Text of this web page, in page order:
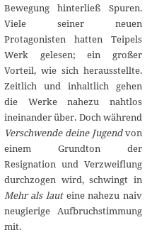
r
0
1
4
Bewegung hinterließ Spuren.
Viele seiner neuen
Protagonisten hatten Teipels
Werk gelesen; ein großer
Vorteil, wie sich herausstellte.
Zeitlich und inhaltlich gehen
die Werke nahezu nahtlos
ineinander über. Doch während
Verschwende deine Jugendvon
einem Grundton der
Resignation und Verzweiflung
durchzogen wird, schwingt in
Mehr als lauteine nahezu naiv
neugierige Aufbruchstimmung
mit.